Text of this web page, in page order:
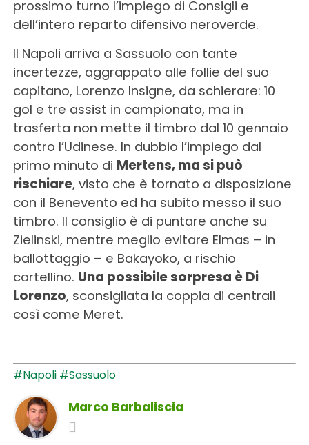
prossimo turno l’impiego di Consigli e
dell’intero reparto difensivo neroverde.
Il Napoli arriva a Sassuolo con tante
incertezze, aggrappato alle follie del suo
capitano, Lorenzo Insigne, da schierare: 10
gol e tre assist in campionato, ma in
trasferta non mette il timbro dal 10 gennaio
contro l’Udinese. In dubbio l’impiego dal
primo minuto di Mertens, ma si può
rischiare, visto che è tornato a disposizione
con il Benevento ed ha subito messo il suo
timbro. Il consiglio è di puntare anche su
Zielinski, mentre meglio evitare Elmas – in
ballottaggio – e Bakayoko, a rischio
cartellino. Una possibile sorpresa è Di
Lorenzo, sconsigliata la coppia di centrali
così come Meret.
#Napoli #Sassuolo
Marco Barbaliscia